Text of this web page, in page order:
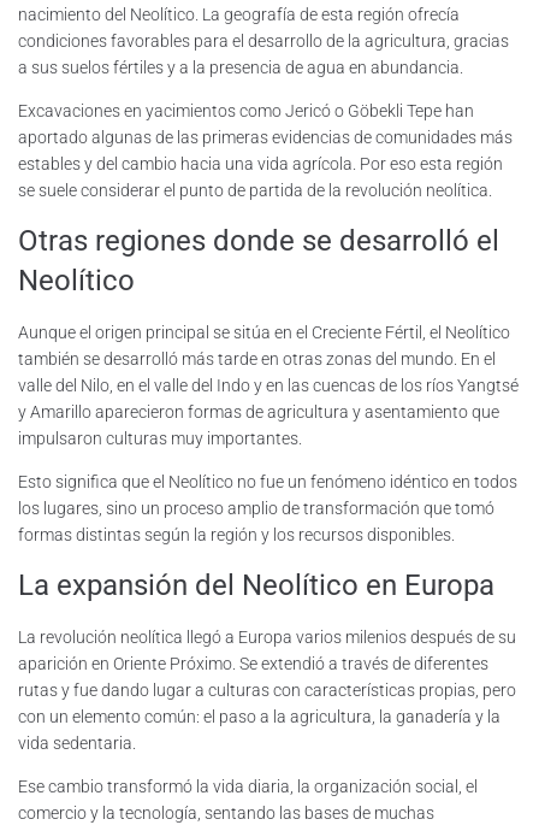
nacimiento del Neolítico. La geografía de esta región ofrecía
condiciones favorables para el desarrollo de la agricultura, gracias
a sus suelos fértiles y a la presencia de agua en abundancia.
Excavaciones en yacimientos como Jericó o Göbekli Tepe han
aportado algunas de las primeras evidencias de comunidades más
estables y del cambio hacia una vida agrícola. Por eso esta región
se suele considerar el punto de partida de la revolución neolítica.
Otras regiones donde se desarrolló el
Neolítico
Aunque el origen principal se sitúa en el Creciente Fértil, el Neolítico
también se desarrolló más tarde en otras zonas del mundo. En el
valle del Nilo, en el valle del Indo y en las cuencas de los ríos Yangtsé
y Amarillo aparecieron formas de agricultura y asentamiento que
impulsaron culturas muy importantes.
Esto significa que el Neolítico no fue un fenómeno idéntico en todos
los lugares, sino un proceso amplio de transformación que tomó
formas distintas según la región y los recursos disponibles.
La expansión del Neolítico en Europa
La revolución neolítica llegó a Europa varios milenios después de su
aparición en Oriente Próximo. Se extendió a través de diferentes
rutas y fue dando lugar a culturas con características propias, pero
con un elemento común: el paso a la agricultura, la ganadería y la
vida sedentaria.
Ese cambio transformó la vida diaria, la organización social, el
comercio y la tecnología, sentando las bases de muchas